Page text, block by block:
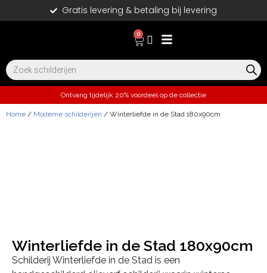
Gratis levering & betaling bij levering
0
Ontvang tijdelijk 20% voordeel op de collectie
Home / Moderne schilderijen / Winterliefde in de Stad 180x90cm
Winterliefde in de Stad 180x90cm
Schilderij Winterliefde in de Stad is een